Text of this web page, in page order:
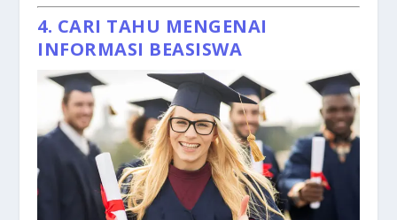
4. CARI TAHU MENGENAI
INFORMASI BEASISWA